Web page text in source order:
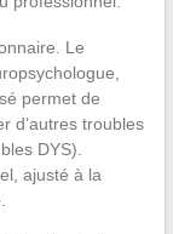
Le
permet de
d’autres troubles
DYS).
ajusté à la